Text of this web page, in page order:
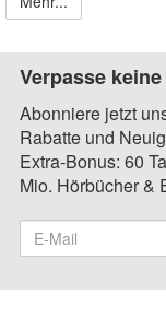
Verpasse
Abonniere jetzt
Rabatte und
Extra-Bonus: 60
Mio. Hörbücher &